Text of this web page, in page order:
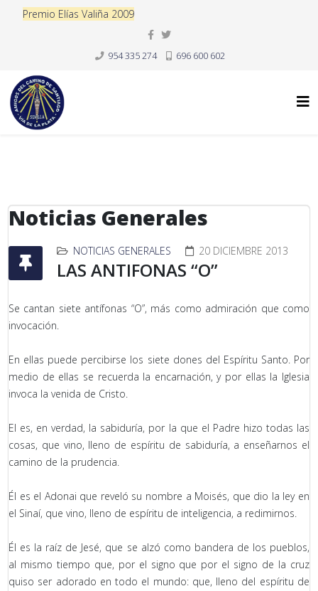
Premio Elías Valiña 2009
954 335 274 696 600 602
Noticias Generales
NOTICIAS GENERALES 20 DICIEMBRE 2013
LAS ANTIFONAS “O”
Se cantan siete antífonas “O”, más como admiración que como
invocación.
En ellas puede percibirse los siete dones del Espíritu Santo. Por
medio de ellas se recuerda la encarnación, y por ellas la Iglesia
invoca la venida de Cristo.
El es, en verdad, la sabiduría, por la que el Padre hizo todas las
cosas, que vino, lleno de espíritu de sabiduría, a enseñarnos el
camino de la prudencia.
Él es el Adonai que reveló su nombre a Moisés, que dio la ley en
el Sinaí, que vino, lleno de espíritu de inteligencia, a redimirnos.
Él es la raíz de Jesé, que se alzó como bandera de los pueblos,
al mismo tiempo que, por el signo que por el signo de la cruz
quiso ser adorado en todo el mundo: que, lleno del espíritu de